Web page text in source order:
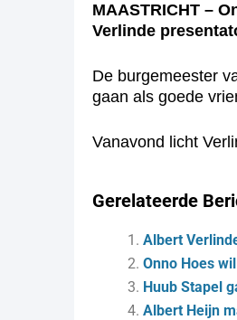
MAASTRICHT –
Verlinde
De burgemeester
gaan als goede
Vanavond licht
Gerelateerde
Albert
Onno Hoes
Huub Stapel
Albert Heijn